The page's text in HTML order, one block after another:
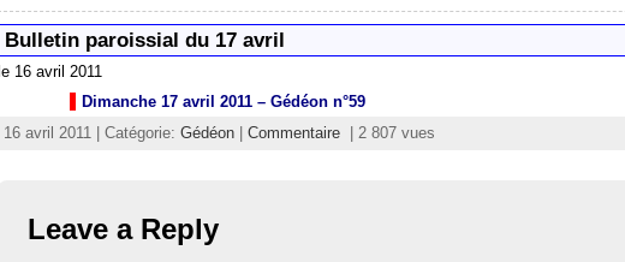
Bulletin paroissial du 17 avril
le 16 avril 2011
Dimanche 17 avril 2011 – Gédéon n°59
16 avril 2011 | Catégorie: Gédéon Commentaire | 2 807 vues
Leave a Reply